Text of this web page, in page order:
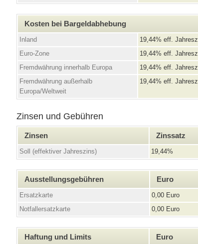
Kosten bei Bargeldabhebung
Inland
19,44% eff.
Euro-Zone
19,44% eff.
Fremdwährung innerhalb Europa
19,44% eff.
Fremdwährung außerhalb
Europa/Weltweit
19,44% eff.
Zinsen und Gebühren
Zinsen Zinssatz
Soll (effektiver Jahreszins) 19,44%
Ausstellungsgebühren Euro
Ersatzkarte
0,00 Euro
Notfallersatzkarte
0,00 Euro
Haftung und Limits Euro